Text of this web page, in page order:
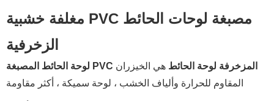
مغلفة خشبية PVC مصبغة لوحات الحائط
الزخرفية
لوحة الحائط المصبغة PVC المزخرفة لوحة الحائط هي الخيزران
المقاوم للحرارة وألياف الخشب ، لوحة سميكة ، أكثر مقاومة